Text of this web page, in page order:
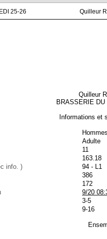
25-26 Quilleur
Quilleur
BRASSERIE
Informations et
Hommes
Adulte
11
163.18
info. )
94 - L1
386
172
9/20
3-5
9-16